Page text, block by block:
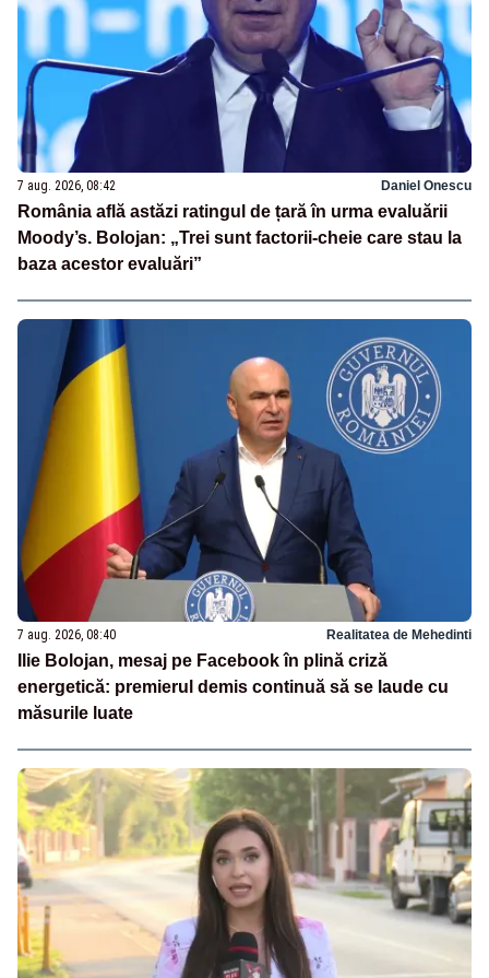
7 aug. 2026, 08:42 Daniel Onescu
România află astăzi ratingul de țară în urma evaluării
Moody’s. Bolojan: „Trei sunt factorii-cheie care stau la
baza acestor evaluări”
7 aug. 2026, 08:40 Realitatea de Mehedinti
Ilie Bolojan, mesaj pe Facebook în plină criză
energetică: premierul demis continuă să se laude cu
măsurile luate